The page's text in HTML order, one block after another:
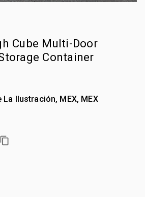
Cube Multi-Door
Container
La Ilustración, MEX, MEX